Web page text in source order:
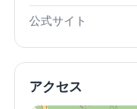
公式サイト
アクセス